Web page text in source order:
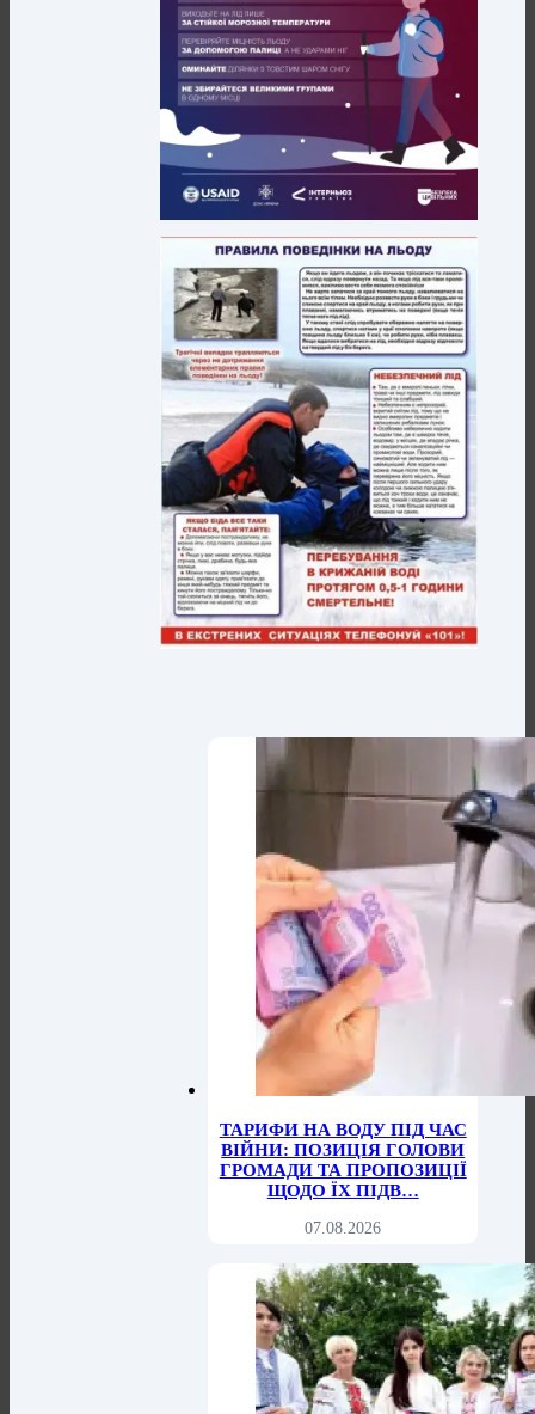
ТАРИФИ НА ВОДУ ПІД ЧАС
ВІЙНИ: ПОЗИЦІЯ ГОЛОВИ
ГРОМАДИ ТА ПРОПОЗИЦІЇ
ЩОДО ЇХ ПІДВ…
07.08.2026